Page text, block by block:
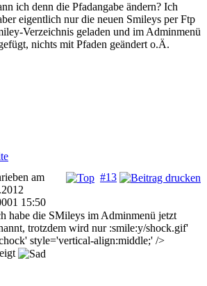
ich denn die Pfadangabe ändern? Ich
eigentlich nur die neuen Smileys per Ftp
Verzeichnis geladen und im Adminmenü
nichts mit Pfaden geändert o.Ä.
#13
am
15:50
habe die SMileys im Adminmenü jetzt
trotzdem wird nur :smile:y/shock.gif'
style='vertical-align:middle;' />